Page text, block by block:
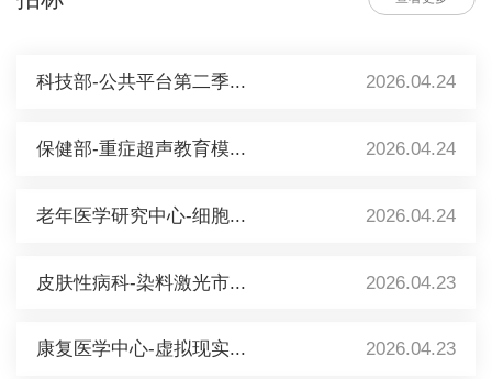
科技部-公共平台第二季... 2026.04.24
保健部-重症超声教育模... 2026.04.24
老年医学研究中心-细胞... 2026.04.24
皮肤性病科-染料激光市... 2026.04.23
康复医学中心-虚拟现实... 2026.04.23